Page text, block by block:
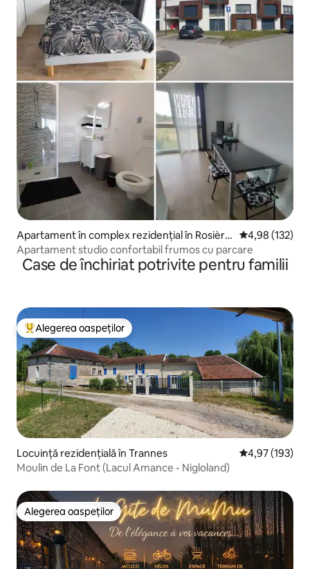
Apartament în complex rezidențial în Rosière
s-près-Troyes
Scor mediu de
4,98 (132)
Apartament studio confortabil frumos cu parcare
Case de închiriat potrivite pentru familii
Locuință din topul categoriei Alegerea oaspeților
Alegerea oaspeților
Locuință rezidențială în Trannes Scor mediu de
4,97 (193)
Moulin de La Font (Lacul Amance - Nigloland)
Alegerea oaspeților
Alegerea oaspeților